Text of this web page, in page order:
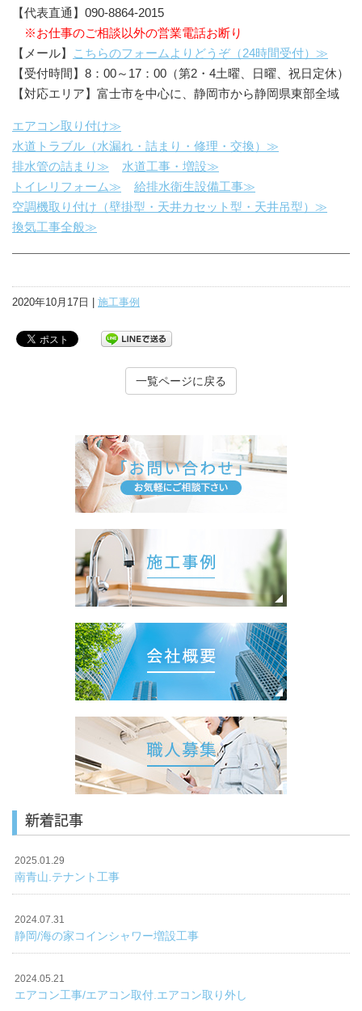
【代表直通】090-8864-2015
※お仕事のご相談以外の営業電話お断り
【メール】
こちらのフォームよりどうぞ（24時間受付）≫
【受付時間】8：00～17：00（第2・4土曜、日曜、祝日定休）
【対応エリア】富士市を中心に、静岡市から静岡県東部全域
エアコン取り付け≫
水道トラブル（水漏れ・詰まり・修理・交換）≫
排水管の詰まり≫
水道工事・増設≫
トイレリフォーム≫
給排水衛生設備工事≫
空調機取り付け（壁掛型・天井カセット型・天井吊型）≫
換気工事全般≫
2020年10月17日 | 施工事例
一覧ページに戻る
新着記事
2025.01.29
南青山.テナント工事
2024.07.31
静岡/海の家コインシャワー増設工事
2024.05.21
エアコン工事/エアコン取付.エアコン取り外し